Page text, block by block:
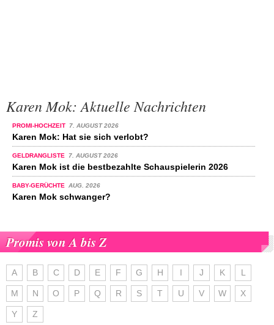
Karen Mok: Aktuelle Nachrichten
PROMI-HOCHZEIT 7. AUGUST 2026
Karen Mok: Hat sie sich verlobt?
GELDRANGLISTE 7. AUGUST 2026
Karen Mok ist die bestbezahlte Schauspielerin 2026
BABY-GERÜCHTE AUG. 2026
Karen Mok schwanger?
Promis von A bis Z
A B C D E F G H I J K L
M N O P Q R S T U V W X
Y Z